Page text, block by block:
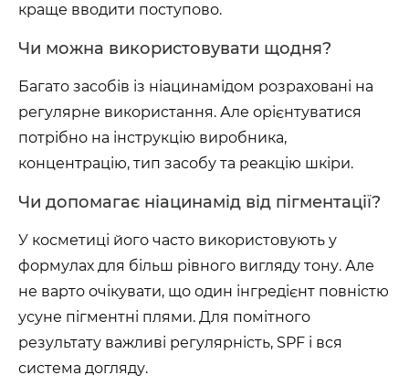
краще вводити поступово.
Чи можна використовувати щодня?
Багато засобів із ніацинамідом розраховані на
регулярне використання. Але орієнтуватися
потрібно на інструкцію виробника,
концентрацію, тип засобу та реакцію шкіри.
Чи допомагає ніацинамід від пігментації?
У косметиці його часто використовують у
формулах для більш рівного вигляду тону. Але
не варто очікувати, що один інгредієнт повністю
усуне пігментні плями. Для помітного
результату важливі регулярність, SPF і вся
система догляду.